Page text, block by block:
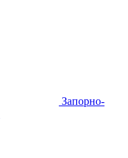
Запорно-